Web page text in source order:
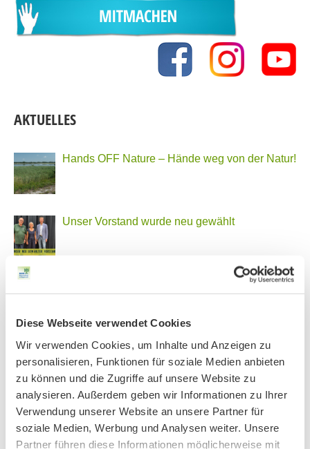
Diese Webseite verwendet Cookies
Wir verwenden Cookies, um Inhalte und Anzeigen zu
personalisieren, Funktionen für soziale Medien anbieten
zu können und die Zugriffe auf unsere Website zu
analysieren. Außerdem geben wir Informationen zu Ihrer
Verwendung unserer Website an unsere Partner für
soziale Medien, Werbung und Analysen weiter. Unsere
Partner führen diese Informationen möglicherweise mit
AKTUELLES
Hands OFF Nature – Hände weg von der Natur!
Unser Vorstand wurde neu gewählt
Neue Bio Genusstour
Ankündigung Jahres-Mitgliederversammlung
2026